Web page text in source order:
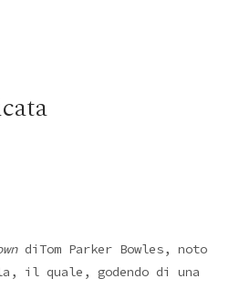
diTom Parker Bowles, noto
il quale, godendo di una